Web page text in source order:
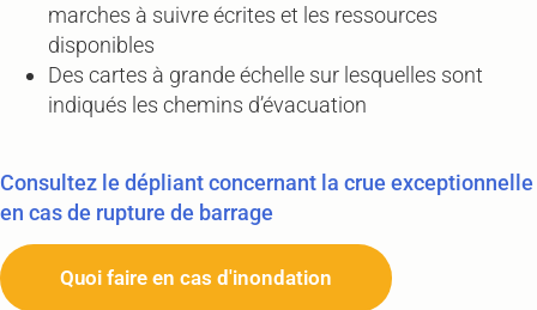
marches à suivre écrites et les ressources
disponibles
Des cartes à grande échelle sur lesquelles sont
indiqués les chemins d’évacuation
Consultez le dépliant concernant la crue exceptionnelle
en cas de rupture de barrage
Quoi faire en cas d'inondation